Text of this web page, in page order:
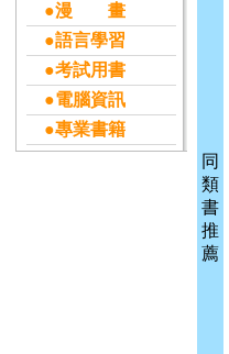
●漫 畫
●語言學習
●考試用書
●電腦資訊
●專業書籍
同
類
書
推
薦